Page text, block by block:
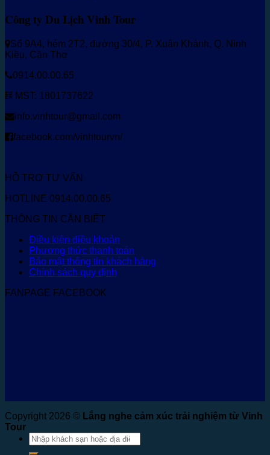
Công ty Du Lịch Vinh Tour
Số 9A4, hẻm 2T2, đường 30/4, P. Xuân Khánh, Q. Ninh
Kiều, Cần Thơ
0914.00.00.65
MST: 1801737622
info.vinhtour@gmail.com
facebook.com/vinhtourvn/
HỖ TRỢ TƯ VẤN
HOTLINE 0914.00.00.65
THÔNG TIN CẦN BIẾT
Điều kiện điều khoản
Phương thức thanh toán
Bảo mật thông tin khách hàng
Chính sách quy định
FANPAGE FACEBOOK
Copyright 2026 © Lắng nghe cảm xúc trải nghiệm từ Vinh
Tour
Tìm
kiếm: